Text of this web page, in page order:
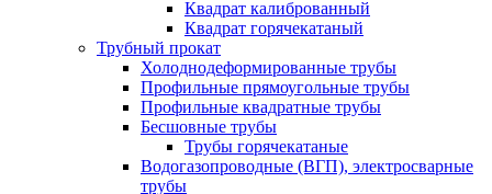
Квадрат калиброванный
Квадрат горячекатаный
Трубный прокат
Холоднодеформированные трубы
Профильные прямоугольные трубы
Профильные квадратные трубы
Бесшовные трубы
Трубы горячекатаные
Водогазопроводные (ВГП), электросварные
трубы